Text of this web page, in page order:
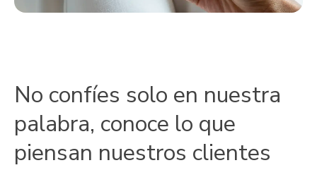
No confíes solo en nuestra
palabra, conoce lo que
piensan nuestros clientes